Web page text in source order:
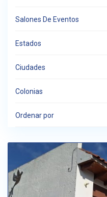
Salones De Eventos
Estados
Ciudades
Colonias
Ordenar por